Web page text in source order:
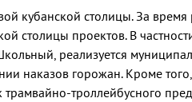
кубанской столицы. За
столицы проектов. В
реализуется
наказов горожан. Кроме
трамвайно-троллейбусного